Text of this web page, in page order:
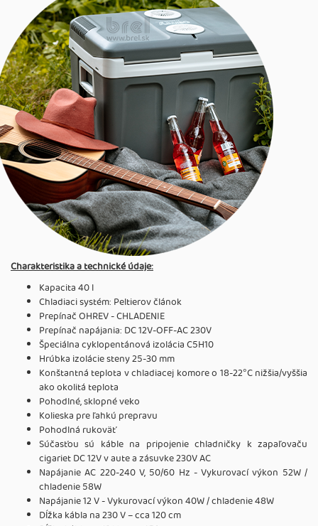
Charakteristika a technické údaje:
Kapacita 40 l
Chladiaci systém: Peltierov článok
Prepínač OHREV - CHLADENIE
Prepínač napájania: DC 12V-OFF-AC 230V
Špeciálna cyklopentánová izolácia C5H10
Hrúbka izolácie steny 25-30 mm
Konštantná teplota v chladiacej komore o 18-22°C nižšia/vyššia
ako okolitá teplota
Pohodlné, sklopné veko
Kolieska pre ľahkú prepravu
Pohodlná rukoväť
Súčasťou sú káble na pripojenie chladničky k zapaľovaču
cigariet DC 12V v aute a zásuvke 230V AC
Napájanie AC 220-240 V, 50/60 Hz - Vykurovací výkon 52W /
chladenie 58W
Napájanie 12 V - Vykurovací výkon 40W / chladenie 48W
Dĺžka kábla na 230 V – cca 120 cm